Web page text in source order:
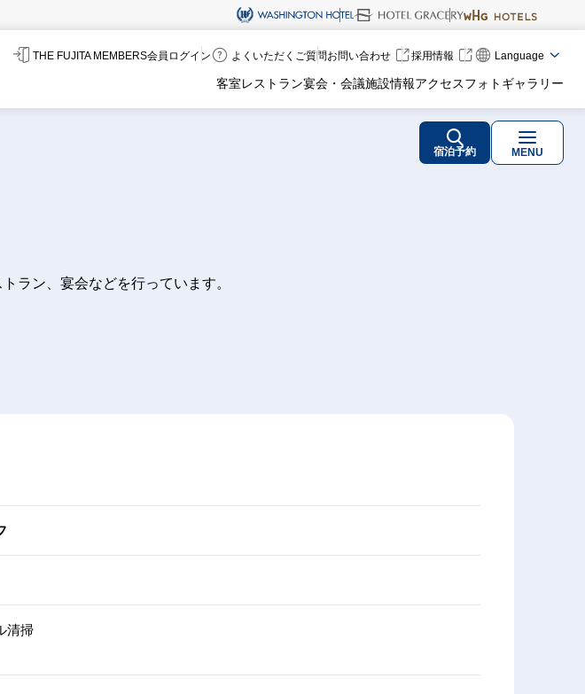
THE FUJITA MEMBERS会員ログイン よくいただくご質問お問い合わせ 採用情報 Language
客室レストラン宴会・会議施設情報アクセスフォトギャラリー
宿泊予約 MENU
ラン、宴会などを行っています。
清掃